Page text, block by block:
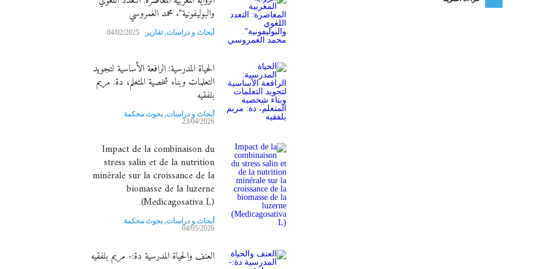
والبوليفونية". محمد الغمروسي
أبحاث و دراسات,تقارير 04/02/2025
الحياة المدرسية: الرافعة الأساسية لتجويد
التعلمات وبناء شخصية المتعلم، دة: مريم
بلفقيه
أبحاث و دراسات, بحوث محكمة
23/04/2026
Impact de la combinaison du
stress salin et de la nutrition
minérale sur la croissance de la
biomasse de la luzerne
(Medicagosativa L).
أبحاث و دراسات, بحوث محكمة
04/05/2026
العنف والحياة المدرسية دة:- مريم بلفقيه